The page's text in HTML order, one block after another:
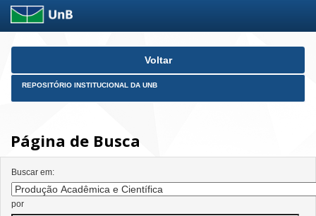
Skip
Voltar
REPOSITÓRIO INSTITUCIONAL DA UNB
Página de Busca
Buscar em:
por